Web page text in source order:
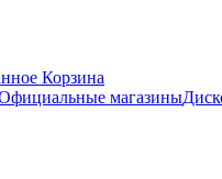
Корзина
магазины